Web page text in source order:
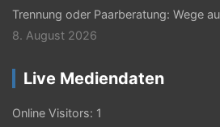
Trennung oder Paarberatung: Wege
8. August 2026
Live Mediendaten
Online Visitors: 1